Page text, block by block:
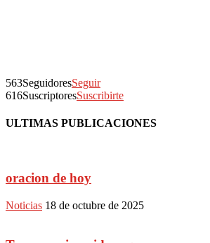
563SeguidoresSeguir
616SuscriptoresSuscribirte
ULTIMAS PUBLICACIONES
oracion de hoy
Noticias 18 de octubre de 2025